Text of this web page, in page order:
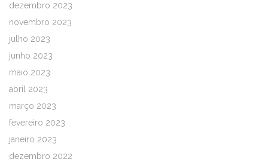
dezembro 2023
novembro 2023
julho 2023
junho 2023
maio 2023
abril 2023
março 2023
fevereiro 2023
janeiro 2023
dezembro 2022